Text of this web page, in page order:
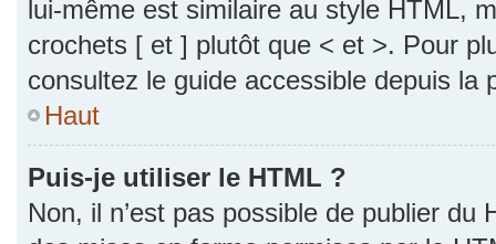
lui-même est similaire au style HTML,
crochets [ et ] plutôt que < et >. Pour
consultez le guide accessible depuis la
Haut
Puis-je utiliser le HTML ?
Non, il n’est pas possible de publier